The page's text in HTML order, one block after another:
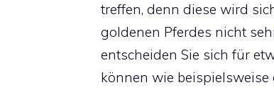
treffen, denn diese wird
goldenen Pferdes nicht
entscheiden Sie sich für
können wie